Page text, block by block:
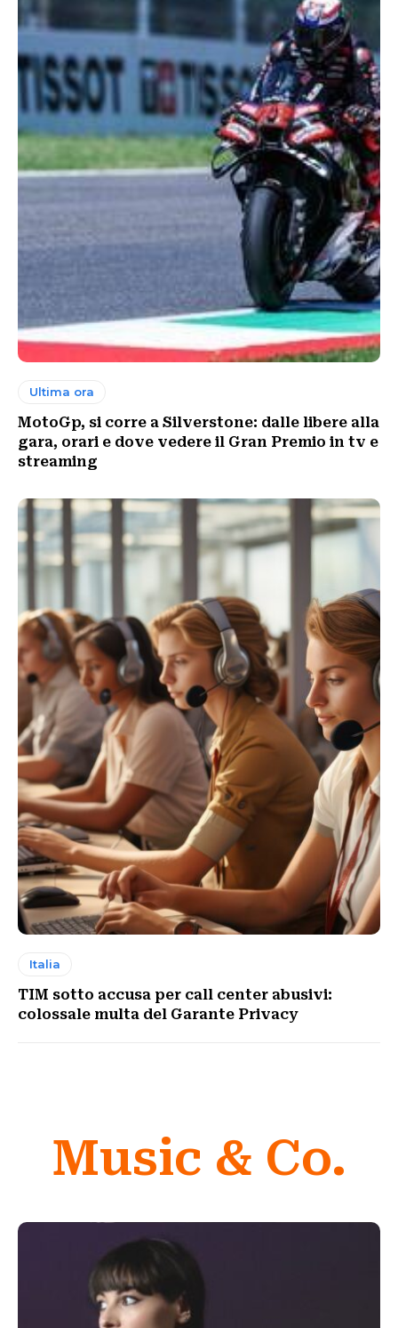
Ultima ora
MotoGp, si corre a Silverstone: dalle libere alla
gara, orari e dove vedere il Gran Premio in tv e
streaming
Italia
TIM sotto accusa per call center abusivi:
colossale multa del Garante Privacy
Music & Co.